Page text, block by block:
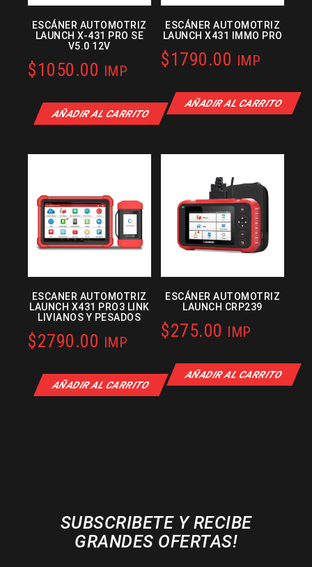
ESCÁNER AUTOMOTRIZ
LAUNCH X-431 PRO SE
V5.0 12V
$1050.00 IMP
AÑADIR AL CARRITO
ESCÁNER AUTOMOTRIZ
LAUNCH X431 IMMO PRO
$1790.00 IMP
AÑADIR AL CARRITO
ESCANER AUTOMOTRIZ
LAUNCH X431 PRO3 LINK
LIVIANOS Y PESADOS
$2790.00 IMP
AÑADIR AL CARRITO
ESCÁNER AUTOMOTRIZ
LAUNCH CRP239
$275.00 IMP
AÑADIR AL CARRITO
SUBSCRIBETE Y RECIBE
GRANDES OFERTAS!